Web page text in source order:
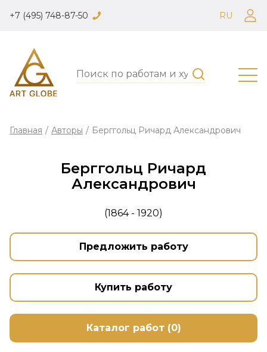
+7 (495) 748-87-50 RU
Главная / Авторы / Берггольц Ричард Александрович
Берггольц Ричард
Александрович
(1864 - 1920)
Предложить работу
Купить работу
Каталог работ (0)